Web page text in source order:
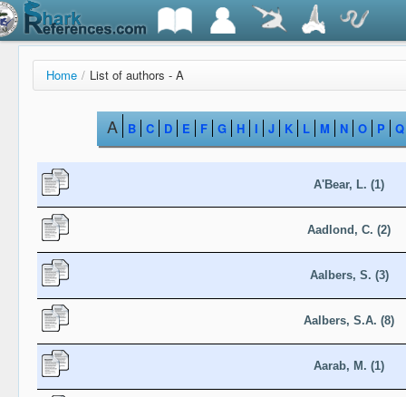
Home / List of authors - A
A B C D E F G H I J K L M N O P Q
A'Bear, L. (1)
Aadlond, C. (2)
Aalbers, S. (3)
Aalbers, S.A. (8)
Aarab, M. (1)